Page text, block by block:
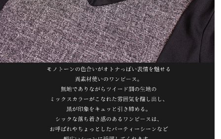
で気に入りました。
bontan
1
購入者
非公開
投稿日
2019/01/07
中々スッキリ見せてくれます。
サイズぴったり着心地も良いです。